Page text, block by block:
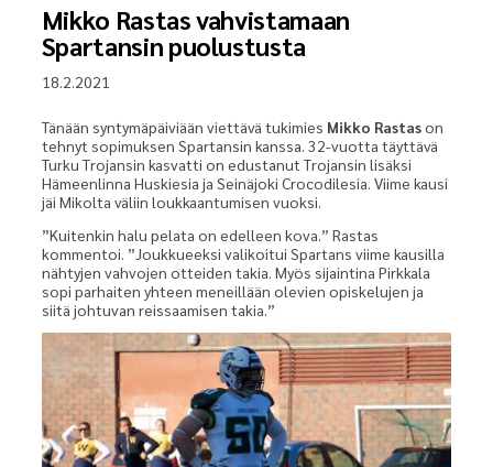
Mikko Rastas vahvistamaan
Spartansin puolustusta
18.2.2021
Tänään syntymäpäiviään viettävä tukimies Mikko Rastason
tehnyt sopimuksen Spartansin kanssa. 32-vuotta täyttävä
Turku Trojansin kasvatti on edustanut Trojansin lisäksi
Hämeenlinna Huskiesia ja Seinäjoki Crocodilesia. Viime kausi
jäi Mikolta väliin loukkaantumisen vuoksi.
”Kuitenkin halu pelata on edelleen kova.” Rastas
kommentoi. ”Joukkueeksi valikoitui Spartans viime kausilla
nähtyjen vahvojen otteiden takia. Myös sijaintina Pirkkala
sopi parhaiten yhteen meneillään olevien opiskelujen ja
siitä johtuvan reissaamisen takia.”